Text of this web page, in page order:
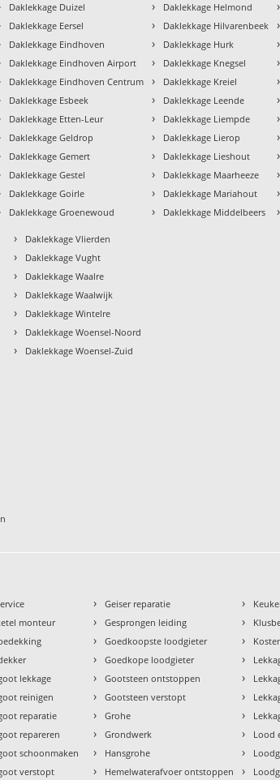
Daklekkage Duizel
Daklekkage Eersel
Daklekkage Eindhoven
Daklekkage Eindhoven Airport
Daklekkage Eindhoven Centrum
Daklekkage Esbeek
Daklekkage Etten-Leur
Daklekkage Geldrop
Daklekkage Gemert
Daklekkage Gestel
Daklekkage Goirle
Daklekkage Groenewoud
› Daklekkage Helmond
› Daklekkage Hilvarenbeek
› Daklekkage Hurk
› Daklekkage Knegsel
› Daklekkage Kreiel
› Daklekkage Leende
› Daklekkage Liempde
› Daklekkage Lierop
› Daklekkage Lieshout
› Daklekkage Maarheeze
› Daklekkage Mariahout
› Daklekkage Middelbeers
›
›
›
›
›
›
›
›
›
›
›
›
› Daklekkage Vlierden
› Daklekkage Vught
› Daklekkage Waalre
› Daklekkage Waalwijk
› Daklekkage Wintelre
› Daklekkage Woensel-Noord
› Daklekkage Woensel-Zuid
monteur
lekkage
reinigen
reparatie
repareren
schoonmaken
verstopt
› Geiser reparatie
› Gesprongen leiding
› Goedkoopste loodgieter
› Goedkope loodgieter
› Gootsteen ontstoppen
› Gootsteen verstopt
› Grohe
› Grondwerk
› Hansgrohe
› Hemelwaterafvoer ontstoppen
›
›
›
›
›
›
›
› Lood
›
›